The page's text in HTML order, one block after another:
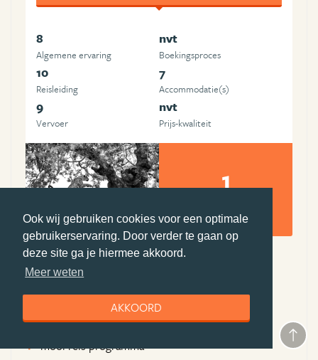
Ook wij gebruiken cookies voor een optimale
gebruikerservaring. Door verder te gaan op
deze site ga je hiermee akkoord.
Meer weten
AKKOORD
8
Algemene ervaring
nvt
Boekingsproces
10
Reisleiding
7
Accommodatie(s)
9
Vervoer
nvt
Prijs-kwaliteit
Alice van Kempen
1
Pluspunten Djoser
uitstekende gidsen
prima accommodaties
mooi reis programma